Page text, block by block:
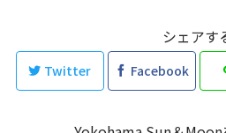
シェアす
Twitter Facebook